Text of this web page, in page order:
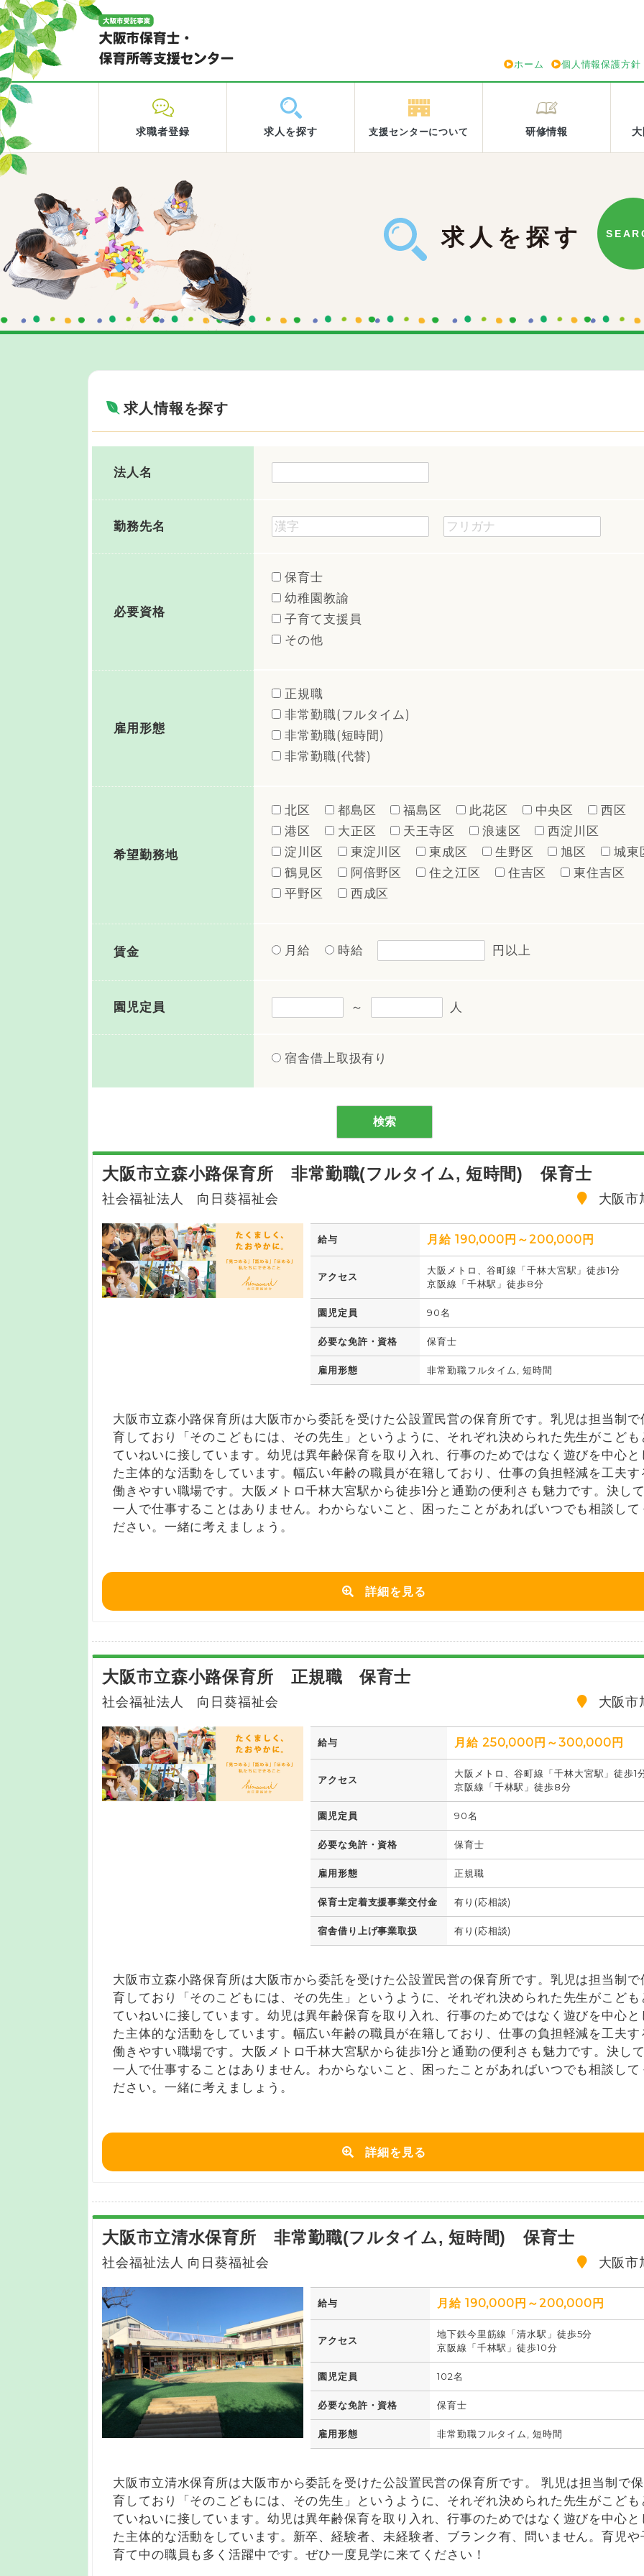
ホーム 個人情報保護方針
求職者登録 求人を探す 支援センターについて 研修情報
求人を探す
求人情報を探す
法人名
勤務先名
必要資格
保育士
幼稚園教諭
子育て支援員
その他
雇用形態
正規職
非常勤職(フルタイム)
非常勤職(短時間)
非常勤職(代替)
希望勤務地
北区 都島区 福島区 此花区 中央区
西区
港区
大正区 天王寺区 浪速区
西淀川区
淀川区
東淀川区 東成区 生野区 旭区
城東
鶴見区
阿倍野区 住之江区 住吉区
東住吉区
平野区
西成区
賃金 月給 時給 円以上
園児定員 ～ 人
宿舎借上取扱有り
大阪市立森小路保育所 非常勤職(フルタイム, 短時間) 保育士
社会福祉法人 向日葵福祉会 大阪市
給与 月給 190,000円～200,000円
アクセス
大阪メトロ、谷町線「千林大宮駅」徒歩1分
京阪線「千林駅」徒歩8分
園児定員 90名
必要な免許・資格 保育士
雇用形態 非常勤職フルタイム, 短時間
大阪市立森小路保育所は大阪市から委託を受けた公設置民営の保育所です。乳児は担当制で
育しており「そのこどもには、その先生」というように、それぞれ決められた先生がこども
ていねいに接しています。幼児は異年齢保育を取り入れ、行事のためではなく遊びを中心と
た主体的な活動をしています。幅広い年齢の職員が在籍しており、仕事の負担軽減を工夫す
働きやすい職場です。大阪メトロ千林大宮駅から徒歩1分と通勤の便利さも魅力です。決し
一人で仕事することはありません。わからないこと、困ったことがあればいつでも相談して
ださい。一緒に考えましょう。
詳細を見る
大阪市立森小路保育所 正規職 保育士
社会福祉法人 向日葵福祉会 大阪市
給与 月給 250,000円～300,000円
アクセス
大阪メトロ、谷町線「千林大宮駅」徒歩1
京阪線「千林駅」徒歩8分
園児定員 90名
必要な免許・資格 保育士
雇用形態 正規職
保育士定着支援事業交付金 有り(応相談)
宿舎借り上げ事業取扱 有り(応相談)
大阪市立森小路保育所は大阪市から委託を受けた公設置民営の保育所です。乳児は担当制で
育しており「そのこどもには、その先生」というように、それぞれ決められた先生がこども
ていねいに接しています。幼児は異年齢保育を取り入れ、行事のためではなく遊びを中心と
た主体的な活動をしています。幅広い年齢の職員が在籍しており、仕事の負担軽減を工夫す
働きやすい職場です。大阪メトロ千林大宮駅から徒歩1分と通勤の便利さも魅力です。決し
一人で仕事することはありません。わからないこと、困ったことがあればいつでも相談して
ださい。一緒に考えましょう。
詳細を見る
大阪市立清水保育所 非常勤職(フルタイム, 短時間) 保育士
社会福祉法人 向日葵福祉会 大阪市
給与 月給 190,000円～200,000円
アクセス
地下鉄今里筋線「清水駅」徒歩5分
京阪線「千林駅」徒歩10分
園児定員 102名
必要な免許・資格 保育士
雇用形態 非常勤職フルタイム, 短時間
大阪市立清水保育所は大阪市から委託を受けた公設置民営の保育所です。 乳児は担当制で保
育しており「そのこどもには、その先生」というように、それぞれ決められた先生がこども
ていねいに接しています。幼児は異年齢保育を取り入れ、行事のためではなく遊びを中心と
た主体的な活動をしています。新卒、経験者、未経験者、ブランク有、問いません。育児や
育て中の職員も多く活躍中です。ぜひ一度見学に来てください！